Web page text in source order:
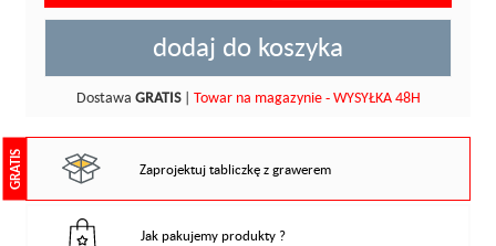
dodaj do koszyka
Dostawa GRATIS| Towar na magazynie - WYSYŁKA 48H
GRATIS Zaprojektuj tabliczkę z grawerem
Jak pakujemy produkty ?